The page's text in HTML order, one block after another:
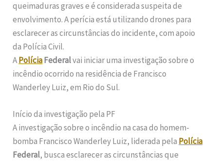
queimaduras graves e é considerada suspeita de
envolvimento. A perícia está utilizando drones para
esclarecer as circunstâncias do incidente, com apoio
da Polícia Civil.
APolíciaFederalvai iniciar uma investigação sobre o
incêndio ocorrido na residência de Francisco
Wanderley Luiz, em Rio do Sul.
Início da investigação pela PF
A investigação sobre o incêndio na casa do homem-
bomba Francisco Wanderley Luiz, liderada pela Polícia
Federal, busca esclarecer as circunstâncias que